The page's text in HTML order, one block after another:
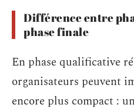
Différence entre
phase finale
En phase qualificative
organisateurs peuvent
encore plus compact :